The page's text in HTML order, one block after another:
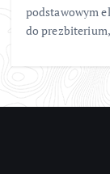
podstawowym
do